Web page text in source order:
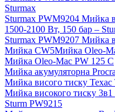
Sturmax
Sturmax PWM9204 Мийка
1500-2100 Вт, 150 бар –
Sturmax PWM9207 Мийка
Мийка CW5Мийка Oleo-
Мийка Oleo-Mac PW 125 C
Мийка акумуляторна
Мийка висого тиску
Мийка високого тиску
Sturm PW9215